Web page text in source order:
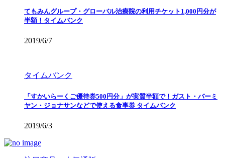
てもみんグループ・グローバル治療院の利用チケット1,000円分が
半額！タイムバンク
2019/6/7
タイムバンク
「すかいらーくご優待券500円分」が実質半額で！ガスト・バーミ
ヤン・ジョナサンなどで使える食事券 タイムバンク
2019/6/3